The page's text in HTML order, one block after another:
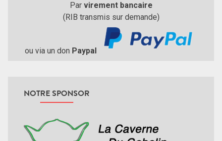
Par virement bancaire
(RIB transmis sur demande)
ou via un don Paypal
NOTRE SPONSOR